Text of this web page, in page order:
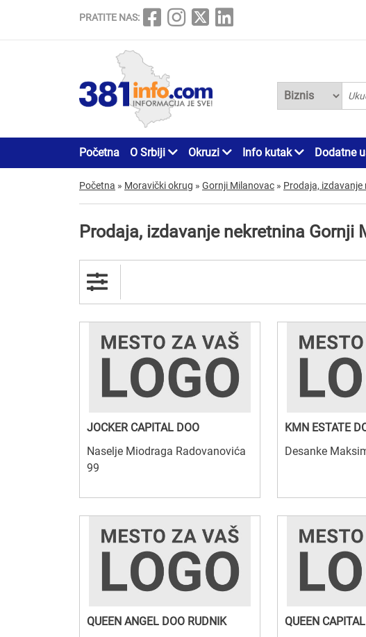
PRATITE NAS:
Početna O Srbiji Okruzi Info kutak Dodatne
Početna » Moravički okrug » Gornji Milanovac » Prodaja, izdavanje
Prodaja, izdavanje nekretnina Gornji
JOCKER CAPITAL DOO
Naselje Miodraga Radovanovića
99
KMN ESTATE
Desanke
QUEEN ANGEL DOO RUDNIK
QUEEN